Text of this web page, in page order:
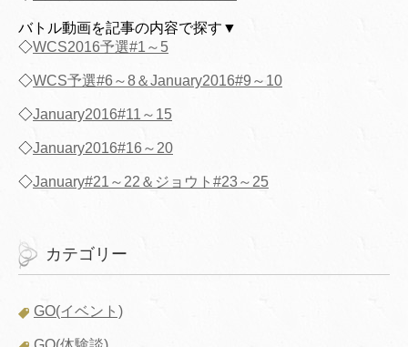
バトル動画を記事の内容で探す▼
◇WCS2016予選#1～5
◇WCS予選#6～8＆January2016#9～10
◇January2016#11～15
◇January2016#16～20
◇January#21～22＆ジョウト#23～25
カテゴリー
GO(イベント)